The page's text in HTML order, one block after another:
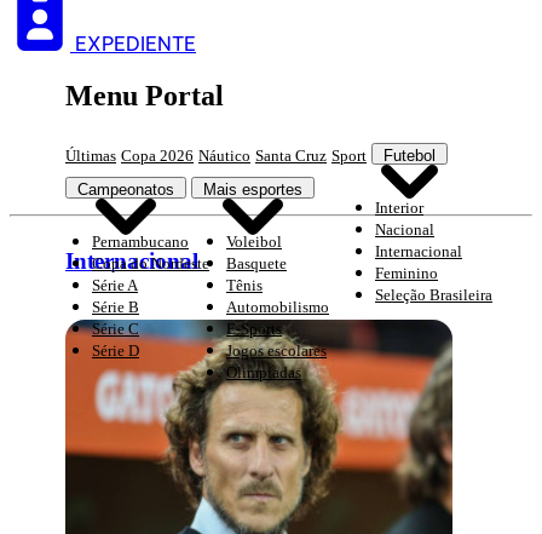
EXPEDIENTE
Menu Portal
Últimas Copa 2026 Náutico Santa Cruz Sport Futebol
Interior
Nacional
Internacional
Feminino
Seleção Brasileira
Campeonatos
Pernambucano
Copa do Nordeste
Série A
Série B
Série C
Série D
Mais esportes
Voleibol
Basquete
Tênis
Automobilismo
E-Sports
Jogos escolares
Olimpíadas
Internacional